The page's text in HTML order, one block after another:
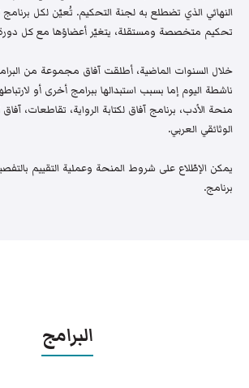
النهائي الذي تضطلع به لجنة التحكيم. تُعيّن لكل برنامج
تحكيم متخصصة ومستقلة، يتغيّر أعضاؤها مع كل
خلال السنوات الماضية، أطلقت آفاق مجموعة من
ناشطة اليوم إما بسبب استبدالها ببرامج أخرى أو
منحة الأدب، برنامج آفاق لكتابة الرواية، تقاطعات،
الوثائقي العربي.
يمكن الإطّلاع على شروط المنحة وعملية التقييم
برنامج.
البرامج